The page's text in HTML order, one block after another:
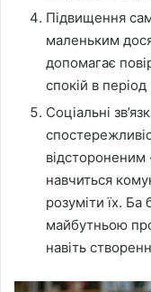
Підвищення
маленьким
допомагає
спокій в
Соціальні
відстороненим
навчиться
розуміти їх.
майбутньою
навіть